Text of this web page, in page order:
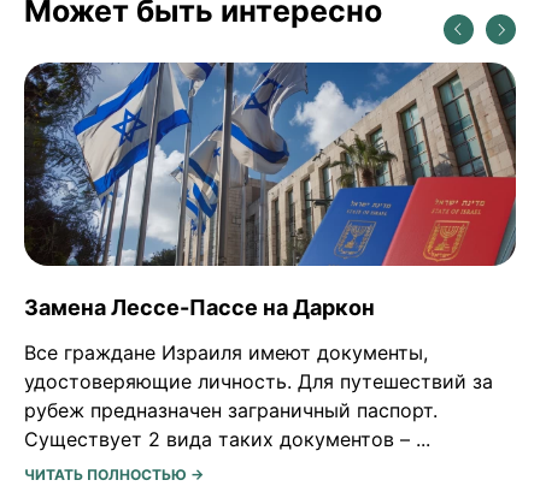
Может быть интересно
Знакомство с отцом израильтянином
Шалом! Это постоянная рубрика Israel Assist —
«Жизнь в Израиле». В ней наши подписчики
делятся своими историями жизни в Израиле.
Наша новая героиня Анна ...
ЧИТАТЬ ПОЛНОСТЬЮ →